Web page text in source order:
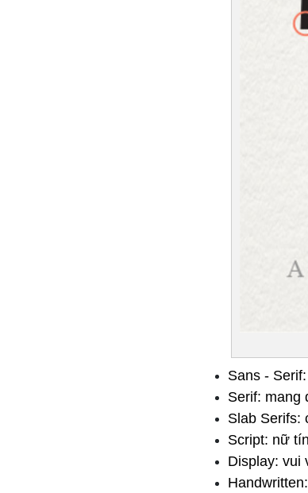
Sans -
Serif: mang
Slab Serifs:
Script: nữ
Display: vui